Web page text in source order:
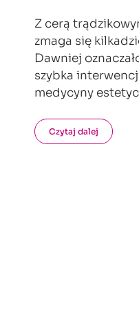
Z cerą
zmaga się
Dawniej
szybka
medycyny
Czytaj dalej